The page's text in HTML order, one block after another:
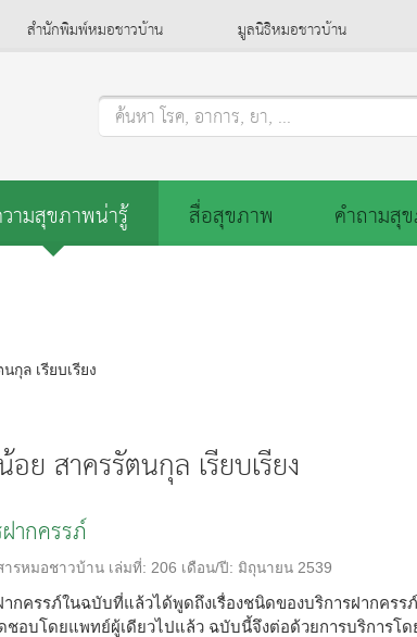
สำนักพิมพ์หมอชาวบ้าน มูลนิธิหมอชาวบ้าน
ค้นหา โรค, อาการ, ยา, ...
ามสุขภาพน่ารู้ สื่อสุขภาพ
คำถามสุ
กุล เรียบเรียง
อย สาครรัตนกุล เรียบเรียง
ากครรภ์
ารหมอชาวบ้าน เล่มที่: 206 เดือน/ปี: มิถุนายน 2539
ากครรภ์ในฉบับที่แล้วได้พูดถึงเรื่องชนิดของบริการฝากครร
ชอบโดยแพทย์ผู้เดียวไปแล้ว ฉบับนี้จึงต่อด้วยการบริการโ